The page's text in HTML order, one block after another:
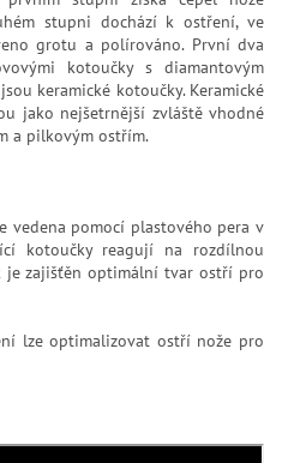
stupni dochází k ostření, ve
grotu a polírováno. První dva
kotoučky s diamantovým
keramické kotoučky. Keramické
jako nejšetrnější zvláště vhodné
a pilkovým ostřím.
vedena pomocí plastového pera v
kotoučky reagují na rozdílnou
je zajišťěn optimální tvar ostří pro
lze optimalizovat ostří nože pro